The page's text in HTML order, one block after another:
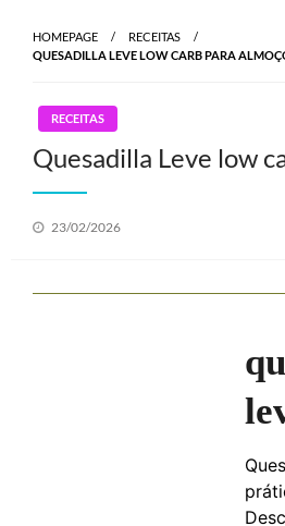
HOMEPAGE
RECEITAS
QUESADILLA LEVE LOW CARB PARA
RECEITAS
Quesadilla Leve low
Posted
23/02/2026